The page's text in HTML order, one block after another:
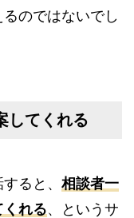
のではないでし
してくれる
ると、 相談者一
くれる、というサ